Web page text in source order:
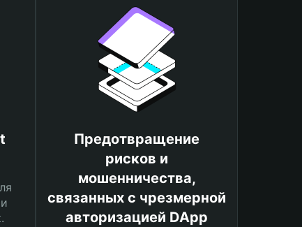
Предотвращение
рисков и
мошенничества,
связанных с чрезмерной
авторизацией DApp